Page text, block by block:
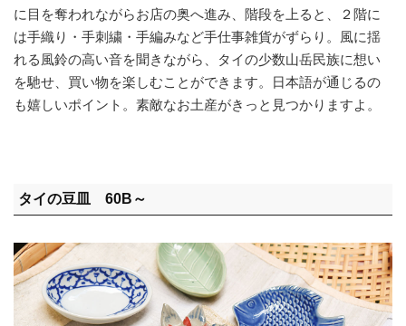
に目を奪われながらお店の奥へ進み、階段を上ると、２階に
は手織り・手刺繍・手編みなど手仕事雑貨がずらり。風に揺
れる風鈴の高い音を聞きながら、タイの少数山岳民族に想い
を馳せ、買い物を楽しむことができます。日本語が通じるの
も嬉しいポイント。素敵なお土産がきっと見つかりますよ。
タイの豆皿 60B～